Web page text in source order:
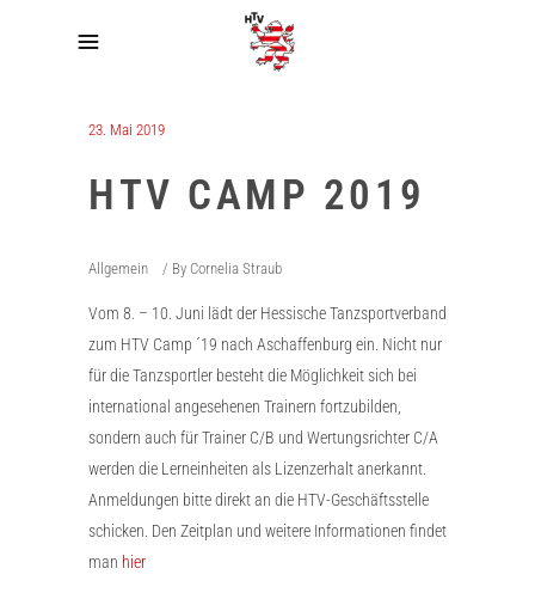
23. Mai 2019
HTV CAMP 2019
Allgemein By Cornelia Straub
Vom 8. – 10. Juni lädt der Hessische Tanzsportverband
zum HTV Camp ´19 nach Aschaffenburg ein. Nicht nur
für die Tanzsportler besteht die Möglichkeit sich bei
international angesehenen Trainern fortzubilden,
sondern auch für Trainer C/B und Wertungsrichter C/A
werden die Lerneinheiten als Lizenzerhalt anerkannt.
Anmeldungen bitte direkt an die HTV-Geschäftsstelle
schicken. Den Zeitplan und weitere Informationen findet
man hier